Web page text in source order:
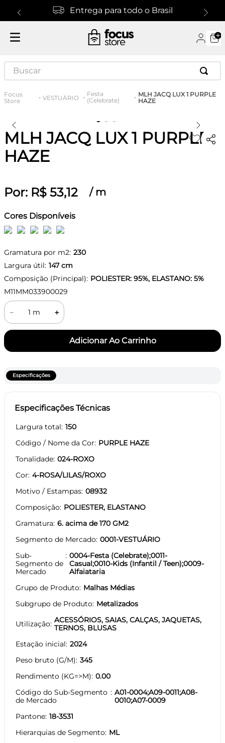
Entrega para todo o Brasil
Buscar
VESTUÁRIO
Festa
(Celebrate)
MLH JACQ LUX 1 PURPLE
HAZE
MLH JACQ LUX 1 PURPLE
HAZE
Por: R$ 53,12 / m
Cores Disponíveis
Gramatura por m2: 230
Largura útil: 147cm
Composição (Principal): POLIESTER: 95%, ELASTANO: 5%
M11MM033900029
＋
－
Especificações
Especificações Técnicas
Largura total 150
Código / Nome da Cor PURPLE HAZE
Tonalidade 024-ROXO
Cor 4-ROSA/LILAS/ROXO
Motivo / Estampas 08932
Composição POLIESTER, ELASTANO
Gramatura 6. acima de 170 GM2
Segmento de Mercado 0001-VESTUÁRIO
Sub-
Segmento de
Mercado
0004-Festa (Celebrate);0011-
Casual;0010-Kids (Infantil / Teen);0009-
Alfaiataria
Grupo de Produto Malhas Médias
Subgrupo de Produto Metalizados
Utilização ACESSÓRIOS, SAIAS, CALÇAS, JAQUETAS,
TERNOS, BLUSAS
Estação inicial 2024
Peso bruto (G/M) 345
Rendimento (KG=>M) 0.00
Código do Sub-Segmento
de Mercado
A01-0004;A09-0011;A08-
0010;A07-0009
Pantone 18-3531
Hierarquias de Segmento ML